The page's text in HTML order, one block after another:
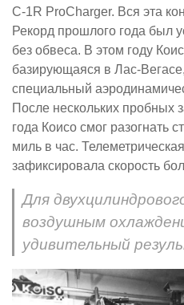
C-1R ProCharger. Вся эта
Рекорд прошлого года был
без обвеса. В этом году
базирующаяся в Лас-
специальный
После нескольких пробных
года Коисо смог разогнать
миль в час.
зафиксировала скорость
Для
воздушным
удивительный